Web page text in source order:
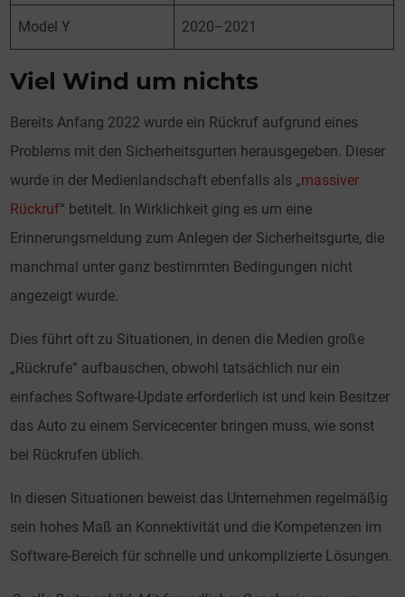
Model Y 2020–2021
Viel Wind um nichts
Bereits Anfang 2022 wurde ein Rückruf aufgrund eines
Problems mit den Sicherheitsgurten herausgegeben. Dieser
wurde in der Medienlandschaft ebenfalls als „massiver
Rückruf“ betitelt. In Wirklichkeit ging es um eine
Erinnerungsmeldung zum Anlegen der Sicherheitsgurte, die
manchmal unter ganz bestimmten Bedingungen nicht
angezeigt wurde.
Dies führt oft zu Situationen, in denen die Medien große
„Rückrufe“ aufbauschen, obwohl tatsächlich nur ein
einfaches Software-Update erforderlich ist und kein Besitzer
das Auto zu einem Servicecenter bringen muss, wie sonst
bei Rückrufen üblich.
In diesen Situationen beweist das Unternehmen regelmäßig
sein hohes Maß an Konnektivität und die Kompetenzen im
Software-Bereich für schnelle und unkomplizierte Lösungen.